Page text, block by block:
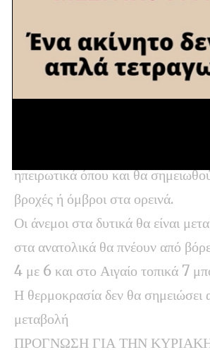
Η θερμοκρασία δεν θα σημειώσει
μεταβολή.
ΠΡΟΓΝΩΣΗ ΓΙΑ ΤΟ ΣΑΒΒΑΤΟ
Γενικά αίθριος καιρός με λίγες
ηπειρωτικά όπου και θα
βροχές ή όμβροι στα ορεινά.
Οι άνεμοι στα δυτικά θα είναι
στα ανατολικά θα πνέουν από
4 με 6 και στο Αιγαίο τοπικά 7
Η θερμοκρασία δεν θα σημειώσει
μεταβολή
ΠΡΟΓΝΩΣΗ ΓΙΑ ΤΗΝ